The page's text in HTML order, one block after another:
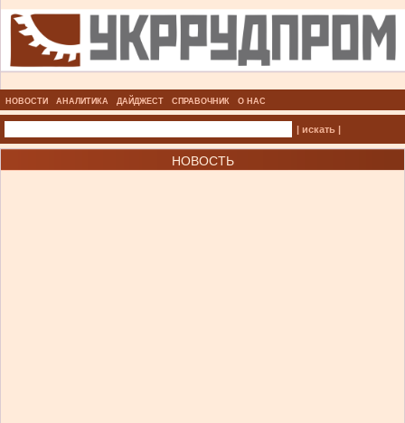
НОВОСТИ АНАЛИТИКА ДАЙДЖЕСТ СПРАВОЧНИК О НАС
| искать |
НОВОСТЬ